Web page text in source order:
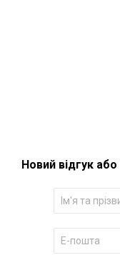
Новий відгук